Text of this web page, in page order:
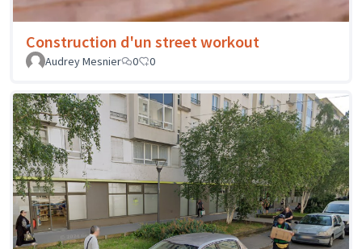
Construction d'un street workout
Audrey Mesnier 0 0